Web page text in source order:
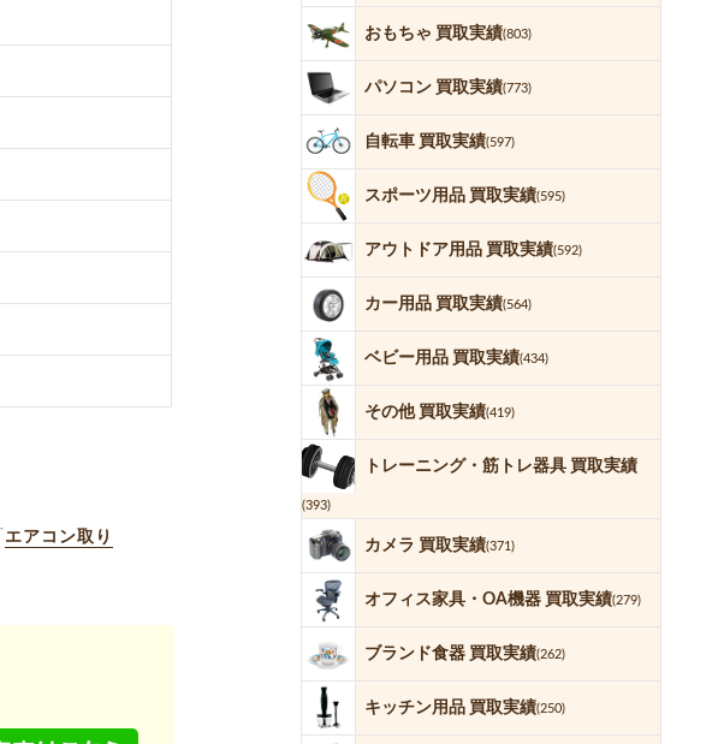
エアコン取り
おもちゃ 買取実績(803)
パソコン 買取実績(773)
自転車 買取実績(597)
スポーツ用品 買取実績(595)
アウトドア用品 買取実績(592)
カー用品 買取実績(564)
ベビー用品 買取実績(434)
その他 買取実績(419)
トレーニング・筋トレ器具 買取実績
(393)
カメラ 買取実績(371)
オフィス家具・OA機器 買取実績(279)
ブランド食器 買取実績(262)
キッチン用品 買取実績(250)